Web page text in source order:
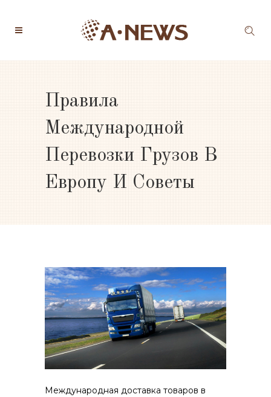
Правила
Международной
Перевозки Грузов В
Европу И Советы
Международная доставка товаров в